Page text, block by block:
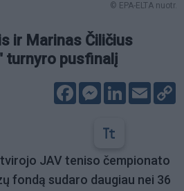
© EPA-ELTA nuotr.
ir Marinas Čiličius
turnyro pusfinalį
FacebookMessenger
LinkedIn
Email
JAV teniso čempionato
fondą sudaro daugiau nei 36